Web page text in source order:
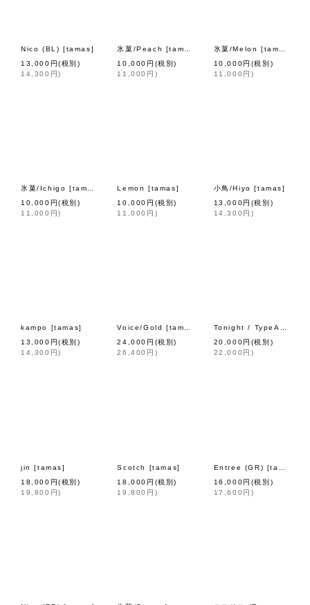
Nico (BL) [tamas]
13,000 円(税別)
14,300 円)
氷菓/Peach [tamas
10,000 円 (税別)
11,000 円 )
氷菓/Melon [tamas
10,000円 (税別)
11,000 円 )
氷菓/Ichigo [tamas
10,000 円(税別)
11,000 円)
Lemon [tamas]
10,000 円 (税別)
11,000 円 )
小鳥/Hiyo [tamas]
13,000円 (税別)
14,300 円 )
kampo [tamas]
13,000 円(税別)
14,300 円)
Voice/Gold [tamas
24,000 円 (税別)
26,400 円 )
Tonight / TypeA[
20,000円 (税別)
22,000 円 )
jin [tamas]
18,000 円(税別)
19,800 円)
Scotch [tamas]
18,000 円 (税別)
19,800 円 )
Entree (GR) [tamas
16,000円 (税別)
17,600 円 )